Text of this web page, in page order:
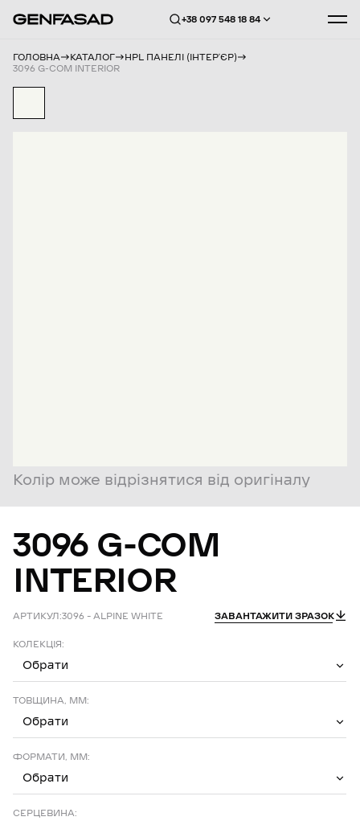
+38 097 548 18 84
ГОЛОВНА КАТАЛОГ
HPL ПАНЕЛІ (ІНТЕРʼЄР)
3096 G-COM INTERIOR
Колір може відрізнятися від оригіналу
3096 G-COM
INTERIOR
АРТИКУЛ:3096 – ALPINE WHITE ЗАВАНТАЖИТИ ЗРАЗОК
КОЛЕКЦІЯ:
Обрати
ТОВЩИНА, ММ:
Обрати
ФОРМАТИ, ММ:
Обрати
СЕРЦЕВИНА: